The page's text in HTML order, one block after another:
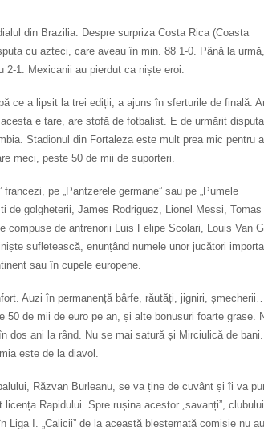
din Brazilia. Despre surpriza Costa Rica (Coasta
cu azteci, care aveau în min. 88 1-0. Până la
2-1. Mexicanii au pierdut ca niște eroi.
ce a lipsit la trei ediții, a ajuns în sferturile de finală.
e tare, are stofă de fotbalist. E de urmărit
Stadionul din Fortaleza este mult prea mic pentru
meci, peste 50 de mii de suporteri.
pe „Pantzerele germane” sau pe „Pumele
de golgheterii, James Rodriguez, Lionel Messi, Tomas
de antrenorii Luis Felipe Scolari, Louis Van
sufletească, enunțând numele unor jucători
sau în cupele europene.
Auzi în permanență bârfe, răutăți, jigniri,
de mii de euro pe an, și alte bonusuri foarte grase.
dos ani la rând. Nu se mai satură și Mirciulică de
este de la diavol.
Răzvan Burleanu, se va ține de cuvânt și îi va
Rapidului. Spre rușina acestor „savanți”,
I. „Calicii” de la această blestemată comisie nu